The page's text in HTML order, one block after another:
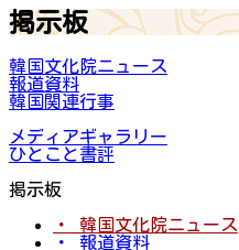
掲示板
韓国文化院ニュース
報道資料
韓国関連行事
メディアギャラリー
ひとこと書評
掲示板
・ 韓国文化院ニュース
・ 報道資料